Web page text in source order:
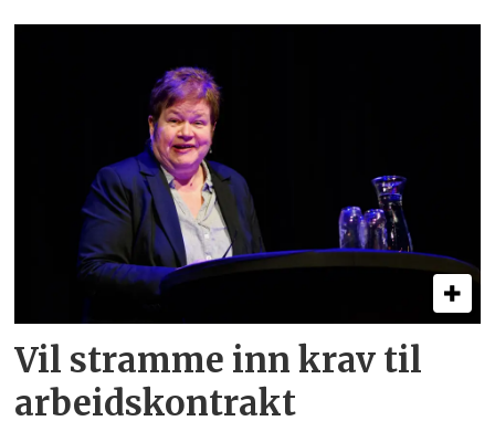
Vil stramme inn krav til
arbeids­kontrakt